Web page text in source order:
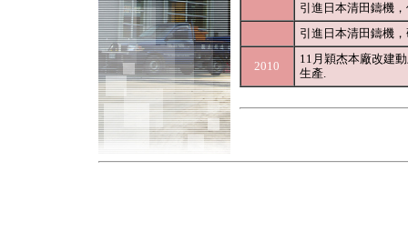
引進日本清田鑄機
引進日本清田鑄機
2010
11月穎杰本廠改建
生產.